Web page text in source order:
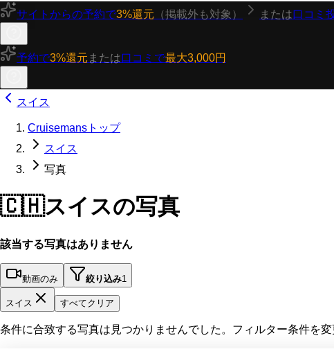
サイトからの予約で3%還元 （掲載外も対象） または口コミ
予約で3%還元 または口コミで最大3,000円
スイス
Cruisemansトップ
スイス
写真
🇨🇭スイスの写真
該当する写真はありません
動画のみ 絞り込み1
スイス すべてクリア
条件に合致する写真は見つかりませんでした。フィルター条件を変